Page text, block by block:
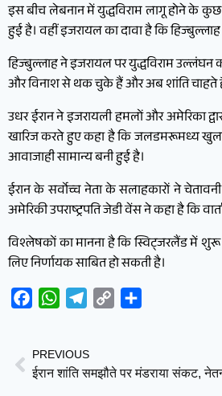
इस बीच लेबनान में युद्धविराम लागू होने के
हुई है। वहीं इजरायल का दावा है कि
हिज्बुल्लाह ने इजरायल पर युद्धविराम
और विनाश से थक चुके हैं और अब शांति चाहते
उधर ईरान ने इजरायली हमलों और अमेरिका
खारिज करते हुए कहा है कि जलडमरूमध्य खुला
आवाजाही सामान्य बनी हुई है।
ईरान के सर्वोच्च नेता के सलाहकारों ने
अमेरिकी उपराष्ट्रपति जेडी वेंस ने कहा है कि
विश्लेषकों का मानना है कि स्विट्जरलैंड में शुरू
लिए निर्णायक साबित हो सकती है।
FacebookWhatsAppTelegram
Copy
PREVIOUS
ईरान शांति समझौते पर मंडराया संकट,